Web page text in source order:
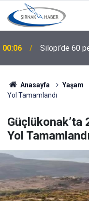
00:06 Silopi’de 60
Anasayfa Yaşam
Yol Tamamlandı
Yol